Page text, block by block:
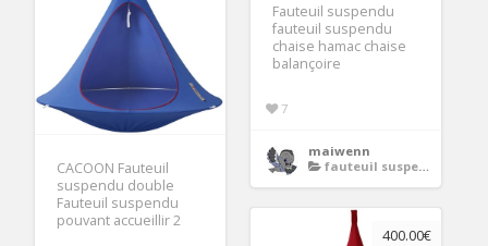
Fauteuil suspendu
fauteuil suspendu
chaise hamac chaise
balançoire
7
maiwenn
fauteuil suspendu
CACOON Fauteuil
suspendu double
Fauteuil suspendu
pouvant accueillir 2
400.00€